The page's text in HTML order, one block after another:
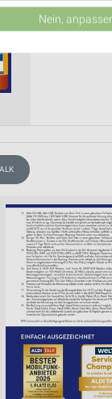
von Inhalten
Kombinationen
von Inhalten
Nein,